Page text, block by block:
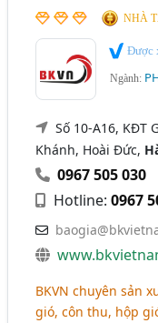
NHÀ
Được
Ngành:
Số 10-A16, KĐT
Khánh, Hoài Đức,
0967 505 030
Hotline:0967
BKVN chuyên sản
gió, côn thu, hộp